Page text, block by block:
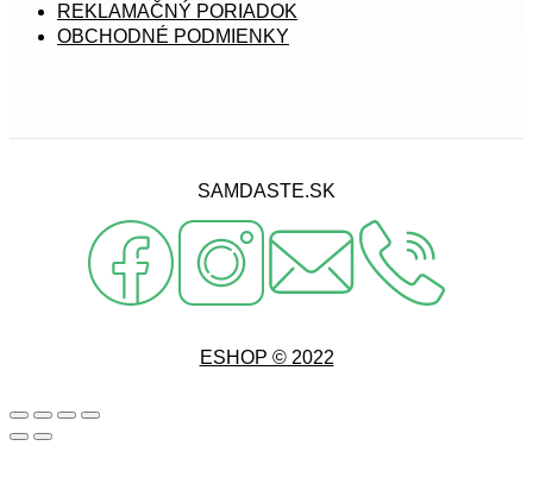
REKLAMAČNÝ PORIADOK
OBCHODNÉ PODMIENKY
SAMDASTE.SK
ESHOP © 2022